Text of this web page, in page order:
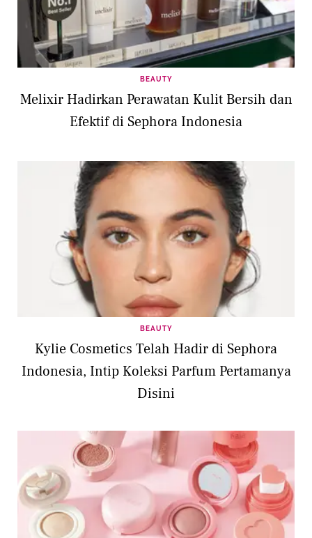
BEAUTY
Melixir Hadirkan Perawatan Kulit Bersih dan
Efektif di Sephora Indonesia
BEAUTY
Kylie Cosmetics Telah Hadir di Sephora
Indonesia, Intip Koleksi Parfum Pertamanya
Disini